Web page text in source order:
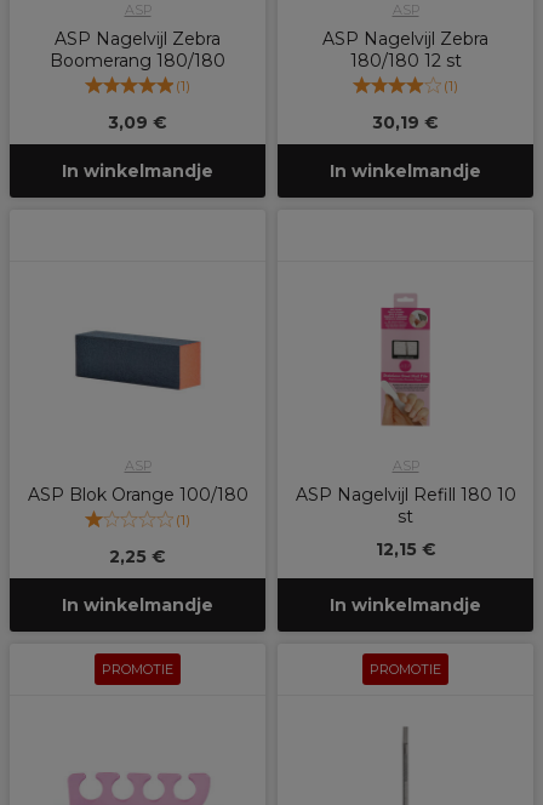
ASP
ASP Nagelvijl Zebra
Boomerang 180/180
(1)
3,09 €
In winkelmandje
ASP
ASP Nagelvijl Zebra
180/180 12 st
(1)
30,19 €
In winkelmandje
ASP
ASP Blok Orange 100/180
(1)
2,25 €
In winkelmandje
ASP
ASP Nagelvijl Refill 180 10
st
12,15 €
In winkelmandje
PROMOTIE PROMOTIE